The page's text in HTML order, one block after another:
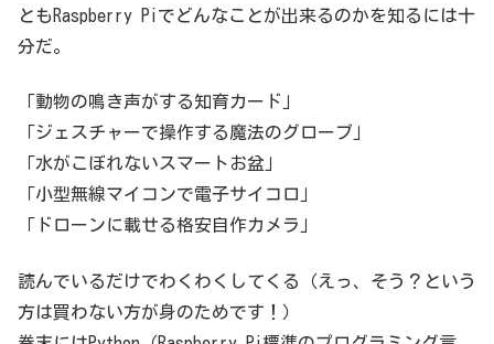
ともRaspberry Piでどんなことが出来るのかを知るには十
分だ。
「動物の鳴き声がする知育カード」
「ジェスチャーで操作する魔法のグローブ」
「水がこぼれないスマートお盆」
「小型無線マイコンで電子サイコロ」
「ドローンに載せる格安自作カメラ」
読んでいるだけでわくわくしてくる（えっ、そう？という
方は買わない方が身のためです！）